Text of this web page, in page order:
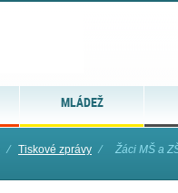
MLÁDEŽ
⁄ Tiskové zprávy ⁄ Žáci MŠ a